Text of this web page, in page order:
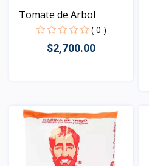
Tomate de Arbol
( 0 )
$2,700.00